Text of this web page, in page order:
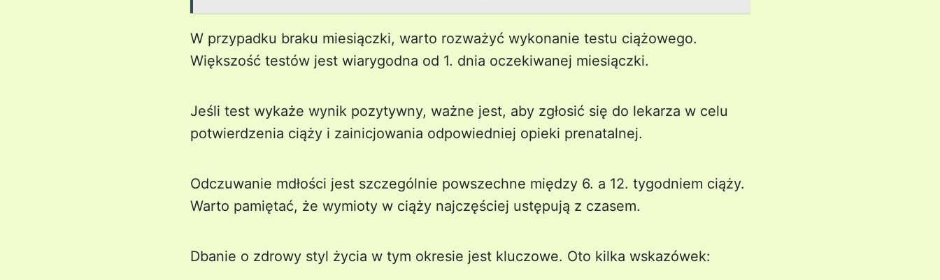
W przypadku braku miesiączki, warto rozważyć wykonanie testu ciążowego.
Większość testów jest wiarygodna od 1. dnia oczekiwanej miesiączki.
Jeśli test wykaże wynik pozytywny, ważne jest, aby zgłosić się do lekarza w celu
potwierdzenia ciąży i zainicjowania odpowiedniej opieki prenatalnej.
Odczuwanie mdłości jest szczególnie powszechne między 6. a 12. tygodniem ciąży.
Warto pamiętać, że wymioty w ciąży najczęściej ustępują z czasem.
Dbanie o zdrowy styl życia w tym okresie jest kluczowe. Oto kilka wskazówek: